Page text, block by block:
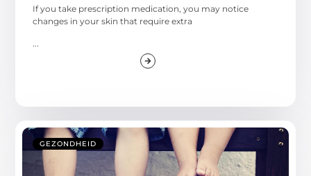
If you take prescription medication, you may notice
changes in your skin that require extra
GEZONDHEID